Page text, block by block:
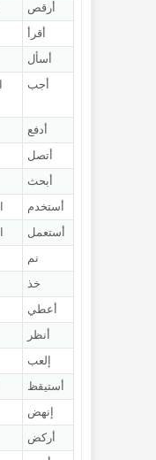
أرقص
أقرأ
أسأل
أجب
أدفع
أتصل
أبحث
أستخدم
أستعمل
نم
خذ
أعطي
أنظر
إلعب
أستيقظ
إنهض
أركض